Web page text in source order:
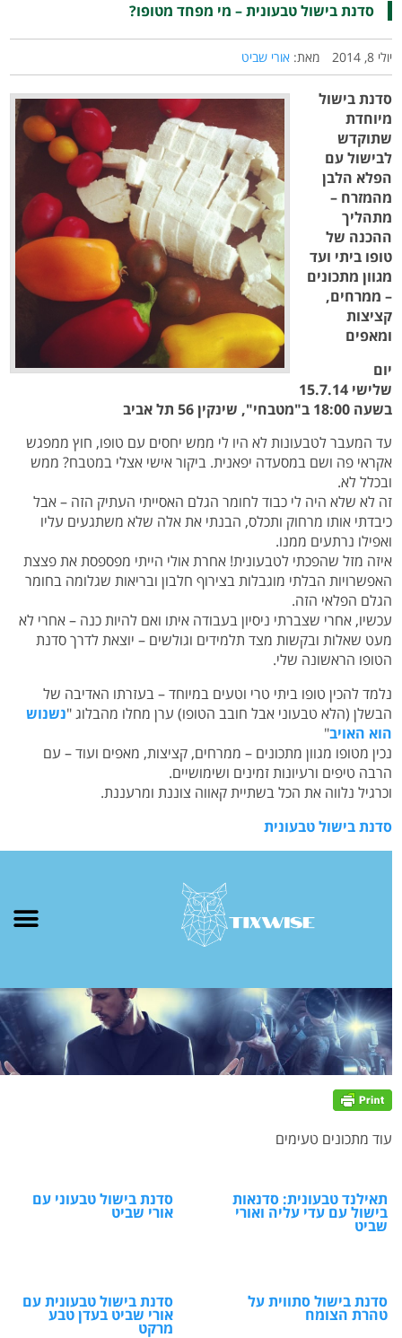
סדנת בישול טבעונית – מי מפחד מטופו?
יולי 8, 2014 מאת: אורי שביט
סדנת בישול
מיוחדת
שתוקדש
לבישול עם
הפלא הלבן
מהמזרח –
מתהליך
ההכנה של
טופו ביתי ועד
מגוון מתכונים
– ממרחים,
קציצות
ומאפים
יום
שלישי 15.7.14
בשעה 18:00 ב"מטבחי", שינקין 56 תל אביב
עד המעבר לטבעונות לא היו לי ממש יחסים עם טופו, חוץ ממפגש
אקראי פה ושם במסעדה יפאנית. ביקור אישי אצלי במטבח? ממש
ובכלל לא.
זה לא שלא היה לי כבוד לחומר הגלם האסייתי העתיק הזה – אבל
כיבדתי אותו מרחוק ותכלס, הבנתי את אלה שלא משתגעים עליו
ואפילו נרתעים ממנו.
איזה מזל שהפכתי לטבעונית! אחרת אולי הייתי מפספסת את פצצת
האפשרויות הבלתי מוגבלות בצירוף חלבון ובריאות שגלומה בחומר
הגלם הפלאי הזה.
עכשיו, אחרי שצברתי ניסיון בעבודה איתו ואם להיות כנה – אחרי לא
מעט שאלות ובקשות מצד תלמידים וגולשים – יוצאת לדרך סדנת
הטופו הראשונה שלי.
נלמד להכין טופו ביתי טרי וטעים במיוחד – בעזרתו האדיבה של
הבשלן (הלא טבעוני אבל חובב הטופו) ערן מחלו מהבלוג "נשנוש
הוא האויב"
נכין מטופו מגוון מתכונים – ממרחים, קציצות, מאפים ועוד – עם
הרבה טיפים ורעיונות זמינים ושימושיים.
וכרגיל נלווה את הכל בשתיית קאווה צוננת ומרעננת.
סדנת בישול טבעונית
עוד מתכונים טעימים
תאילנד טבעונית: סדנאות
בישול עם עדי עליה ואורי
שביט
סדנת בישול טבעוני עם
אורי שביט
סדנת בישול סתווית על
טהרת הצומח
סדנת בישול טבעונית עם
אורי שביט בעדן טבע
מרקט